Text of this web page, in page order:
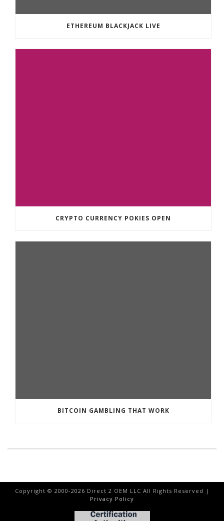
ETHEREUM BLACKJACK LIVE
CRYPTO CURRENCY POKIES OPEN
BITCOIN GAMBLING THAT WORK
Copyright © 2000-2026 Direct 2 OEM LLC All Rights Reserved |
Privacy Policy